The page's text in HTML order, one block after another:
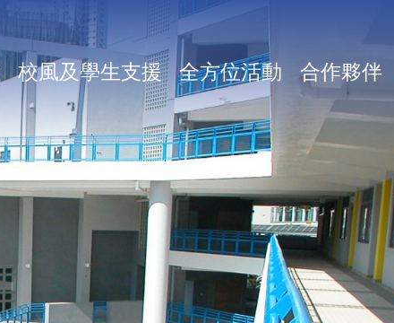
校風及學生支援 全方位活動 合作夥伴